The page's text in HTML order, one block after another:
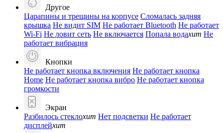
Другое
Царапины и трещины на корпусе Сломалась задняя
крышка Не видит SIM Не работает Bluetooth Не работает
Wi-Fi Не ловит сеть Не включается Попала водахит Не
работает вибрация
Кнопки
Не работает кнопка включения Не работает кнопка
Home Не работает кнопка вибро Не работает кнопка
громкости
Экран
Разбилось стеклохит Нет подсветки Не работает
дисплейхит